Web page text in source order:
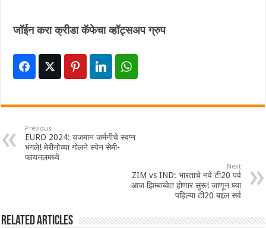
जॉईन करा क्रीडा कॅफेचा व्हॉट्सअप ग्रुप
Previous
EURO 2024: यजमान जर्मनीचे स्वप्न
भंगले! मेरीनोच्या गोलने स्पेन सेमी-
फायनलमध्ये
Next
ZIM vs IND: भारताचे नवे टी20 पर्व
आज झिम्बाब्वेत होणार सुरू! जाणून घ्या
पहिल्या टी20 बद्दल सर्व
Related Articles